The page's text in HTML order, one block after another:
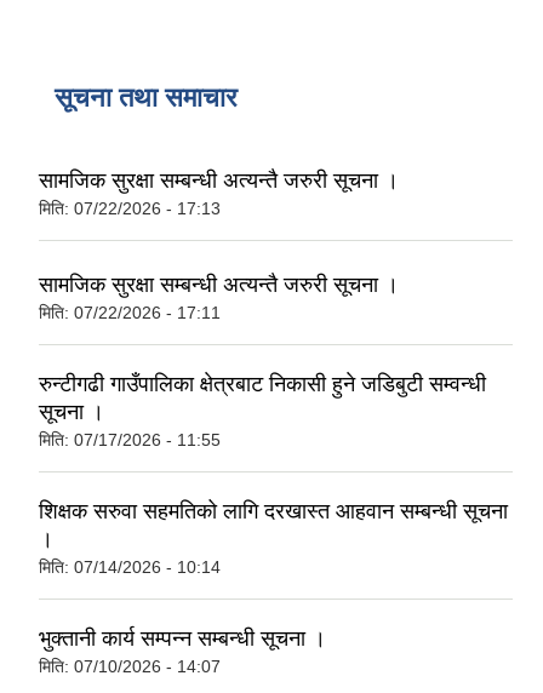
सूचना तथा समाचार
सामजिक सुरक्षा सम्बन्धी अत्यन्तै जरुरी सूचना ।
मिति: 07/22/2026 - 17:13
सामजिक सुरक्षा सम्बन्धी अत्यन्तै जरुरी सूचना ।
मिति: 07/22/2026 - 17:11
रुन्टीगढी गाउँपालिका क्षेत्रबाट निकासी हुने जडिबुटी सम्वन्धी
सूचना ।
मिति: 07/17/2026 - 11:55
शिक्षक सरुवा सहमतिको लागि दरखास्त आहवान सम्बन्धी सूचना
।
मिति: 07/14/2026 - 10:14
भुक्तानी कार्य सम्पन्न सम्बन्धी सूचना ।
मिति: 07/10/2026 - 14:07